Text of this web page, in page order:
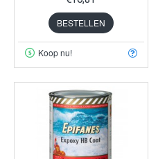
BESTELLEN
Koop nu!